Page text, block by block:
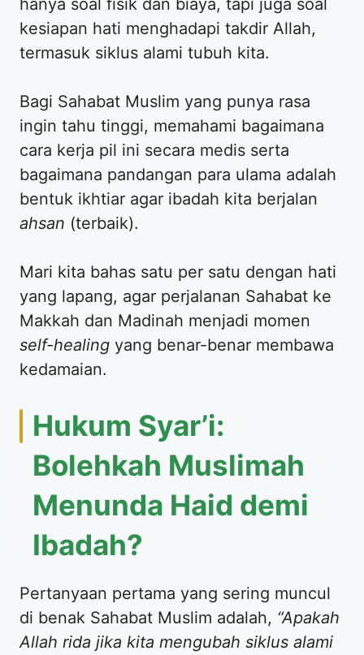
kesiapan hati menghadapi takdir Allah,
termasuk siklus alami tubuh kita.
Bagi Sahabat Muslim yang punya rasa
ingin tahu tinggi, memahami bagaimana
cara kerja pil ini secara medis serta
bagaimana pandangan para ulama adalah
bentuk ikhtiar agar ibadah kita berjalan
ahsan (terbaik).
​Mari kita bahas satu per satu dengan hati
yang lapang, agar perjalanan Sahabat ke
Makkah dan Madinah menjadi momen
self-healing yang benar-benar membawa
kedamaian.
​Hukum Syar’i:
Bolehkah Muslimah
Menunda Haid demi
Ibadah?
​Pertanyaan pertama yang sering muncul
di benak Sahabat Muslim adalah, “Apakah
Allah rida jika kita mengubah siklus alami